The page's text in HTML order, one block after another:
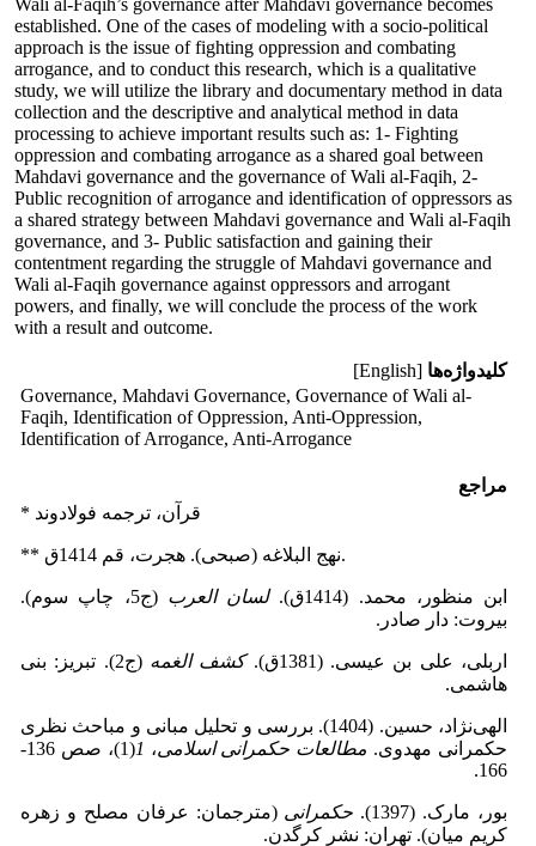
established. One of the cases of modeling with a socio-political
approach is the issue of fighting oppression and combating
arrogance, and to conduct this research, which is a qualitative
study, we will utilize the library and documentary method in data
collection and the descriptive and analytical method in data
processing to achieve important results such as: 1- Fighting
oppression and combating arrogance as a shared goal between
Mahdavi governance and the governance of Wali al-Faqih, 2-
Public recognition of arrogance and identification of oppressors as
a shared strategy between Mahdavi governance and Wali al-Faqih
governance, and 3- Public satisfaction and gaining their
contentment regarding the struggle of Mahdavi governance and
Wali al-Faqih governance against oppressors and arrogant
powers, and finally, we will conclude the process of the work
with a result and outcome.
کلیدواژه‌ها [English]
Governance, Mahdavi Governance, Governance of Wali al-
Faqih, Identification of Oppression, Anti-Oppression,
Identification of Arrogance, Anti-Arrogance
مراجع
* قرآن، ترجمه فولادوند
** نهج البلاغه (صبحی). هجرت، قم 1414ق.
ابن منظور، محمد. (1414ق). لسان العرب
(ج5، چاپ سوم).
بیروت: دار صادر.
اربلی، علی بن عیسی. (1381ق). کشف الغمه
(ج2). تبریز: بنی
هاشمی.
الهی‌نژاد، حسین. (1404). بررسی و تحلیل مبانی و مباحث نظری
حکمرانی مهدوی. مطالعات حکمرانی اسلامی، 1
(1)، صص 136-
166.
بور، مارک. (1397). حکمرانی(مترجمان: عرفان مصلح و زهره
کریم میان). تهران: نشر کرگدن.